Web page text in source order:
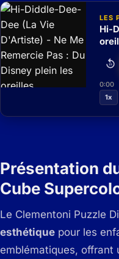
LES
Hi-
15
0:00
1x
Présentation
Cube
Le Clementoni Puzzle
esthétique pour les
emblématiques, offrant